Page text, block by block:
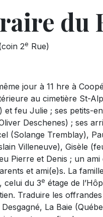
du
2e Rue)
jour à 11 hre à
au cimetière St-
et feu Julie ; ses petits-
Deschenes) ; ses
(Solange Tremblay),
Villeneuve), Gisèle
Pierre et Denis ; un ami
et ami(e)s. La
celui du 3e étage de
Traduire les
La Baie